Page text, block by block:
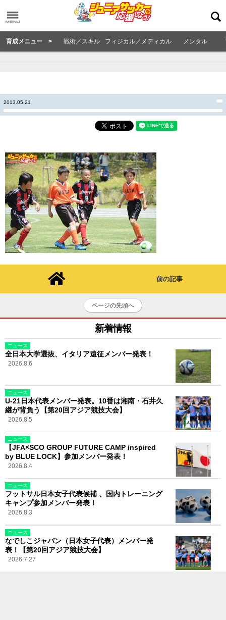
育成メニュー > 戦術／スキル フィジカル／メディカル メンタル
2013.05.21
前の記事
ページの先頭へ
新着情報
ニュース
全日本大学選抜、イタリア遠征メンバー発表！
2026.8.6
ニュース
U-21日本代表メンバー発表。10番は湘南・石井久
継が背負う【第20回アジア競技大会】
2026.8.5
ニュース
【JFA×SCO GROUP FUTURE CAMP inspired
by BLUE LOCK】参加メンバー発表！
2026.8.4
ニュース
フットサル日本女子代表候補 、国内トレーニング
キャンプ参加メンバー発表！
2026.8.3
ニュース
なでしこジャパン（日本女子代表）メンバー発
表！【第20回アジア競技大会】
2026.7.27